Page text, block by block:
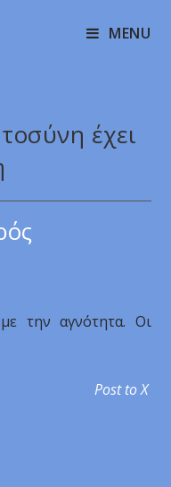
MENU
έχει
την αγνότητα. Οι
Post to X